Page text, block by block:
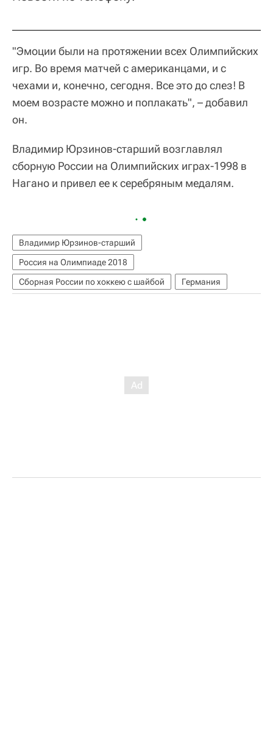
"Эмоции были на протяжении всех Олимпийских
игр. Во время матчей с американцами, и с
чехами и, конечно, сегодня. Все это до слез! В
моем возрасте можно и поплакать", – добавил
он.
Владимир Юрзинов-старший возглавлял
сборную России на Олимпийских играх-1998 в
Нагано и привел ее к серебряным медалям.
Владимир Юрзинов-старший
Россия на Олимпиаде 2018
Сборная России по хоккею с шайбой
Германия